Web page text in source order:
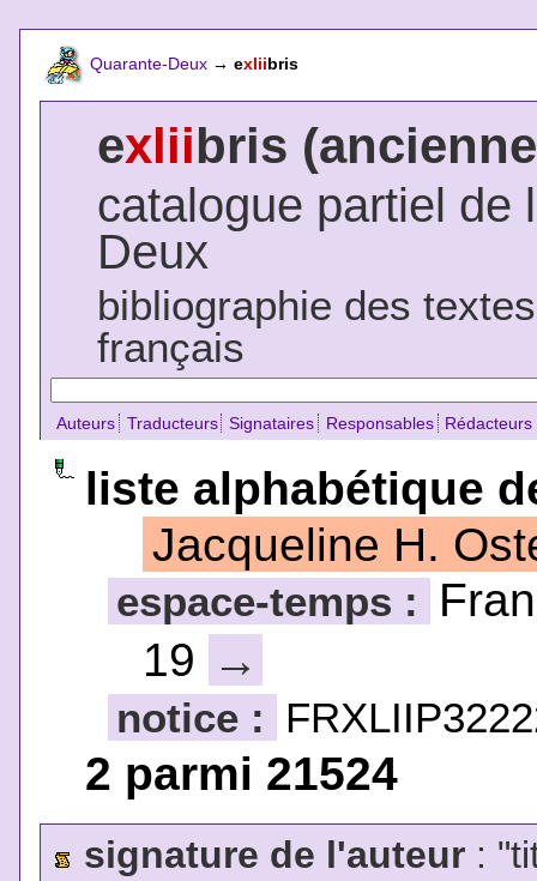
Quarante-Deux → exliibris
exliibris
catalogue partiel de
Deux
bibliographie des
français
Auteurs Traducteurs Signataires Responsables Rédacteurs
liste alphabétique
Jacqueline H.
espace-temps :
19 →
notice :
2 parmi 21524
signature de l'auteur: